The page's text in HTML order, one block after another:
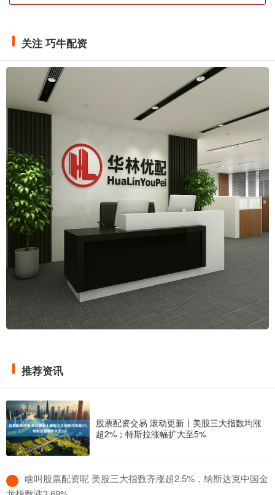
关注 巧牛配资
推荐资讯
股票配资交易 滚动更新丨美股三大指数均涨
超2%；特斯拉涨幅扩大至5%
​啥叫股票配资呢 美股三大指数齐涨超2.5%，纳斯达克中国金